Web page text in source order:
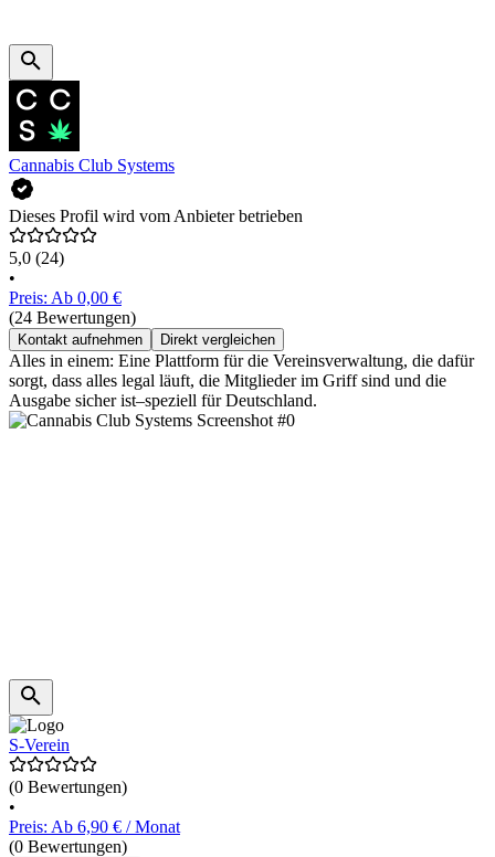
Cannabis Club Systems
Dieses Profil wird vom Anbieter betrieben
5,0 (24)
•
Preis: Ab 0,00 €
(24 Bewertungen)
Kontakt aufnehmen Direkt vergleichen
Alles in einem: Eine Plattform für die Vereinsverwaltung, die dafür
sorgt, dass alles legal läuft, die Mitglieder im Griff sind und die
Ausgabe sicher ist–speziell für Deutschland.
S-Verein
(0 Bewertungen)
•
Preis: Ab 6,90 € / Monat
(0 Bewertungen)